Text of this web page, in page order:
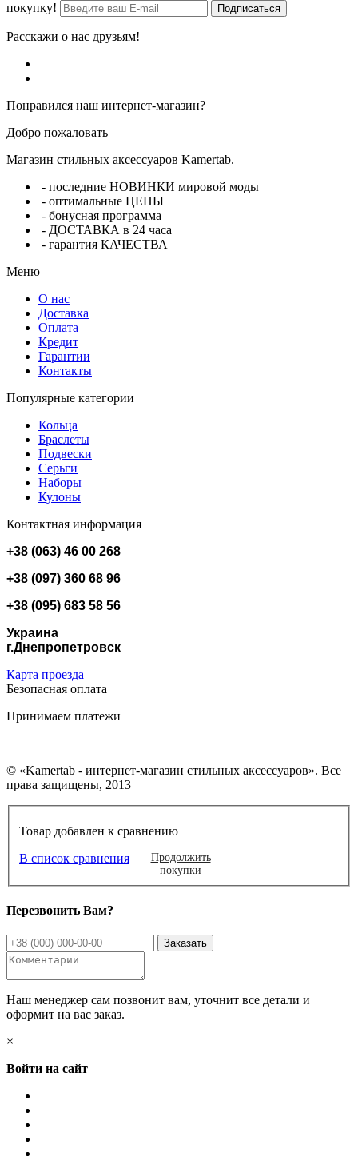
покупку!
Расскажи о нас друзьям!
Понравился наш интернет-магазин?
Добро пожаловать
Магазин стильных аксессуаров Kamertab.
- последние НОВИНКИ мировой моды
- оптимальные ЦЕНЫ
- бонусная программа
- ДОСТАВКА в 24 часа
- гарантия КАЧЕСТВА
Меню
О нас
Доставка
Оплата
Кредит
Гарантии
Контакты
Популярные категории
Кольца
Браслеты
Подвески
Серьги
Наборы
Кулоны
Контактная информация
+38 (063) 46 00 268
+38 (097) 360 68 96
+38 (095) 683 58 56
Украина
г.Днепропетровск
Карта проезда
Безопасная оплата
Принимаем платежи
© «Kamertab - интернет-магазин стильных аксессуаров». Все
права защищены, 2013
Товар добавлен к сравнению
В список сравнения
Продолжить
покупки
Перезвонить Вам?
Наш менеджер сам позвонит вам, уточнит все детали и
оформит на вас заказ.
×
Войти на сайт